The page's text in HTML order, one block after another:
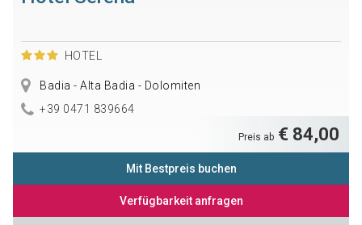
HOTEL
Badia - Alta Badia - Dolomiten
+39 0471 839664
Preis ab € 84,00
Mit Bestpreis buchen
Verfügbarkeit anfragen